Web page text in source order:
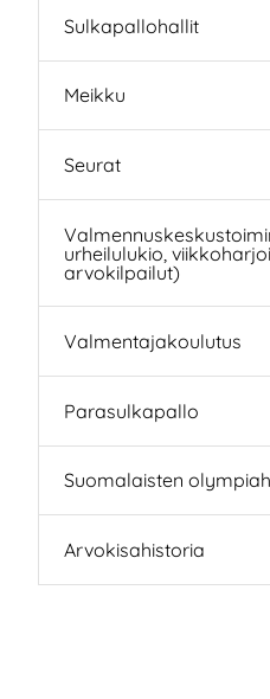
Sulkapallohallit
Meikku
Seurat
urheilulukio,
arvokilpailut)
Valmentajakoulutus
Parasulkapallo
Suomalaisten
Arvokisahistoria